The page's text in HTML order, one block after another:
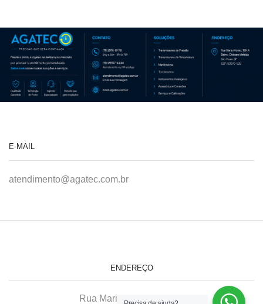
E-MAIL
atendimento@agatec.com.br
ENDEREÇO
Rua Maria Afonso, 166-A